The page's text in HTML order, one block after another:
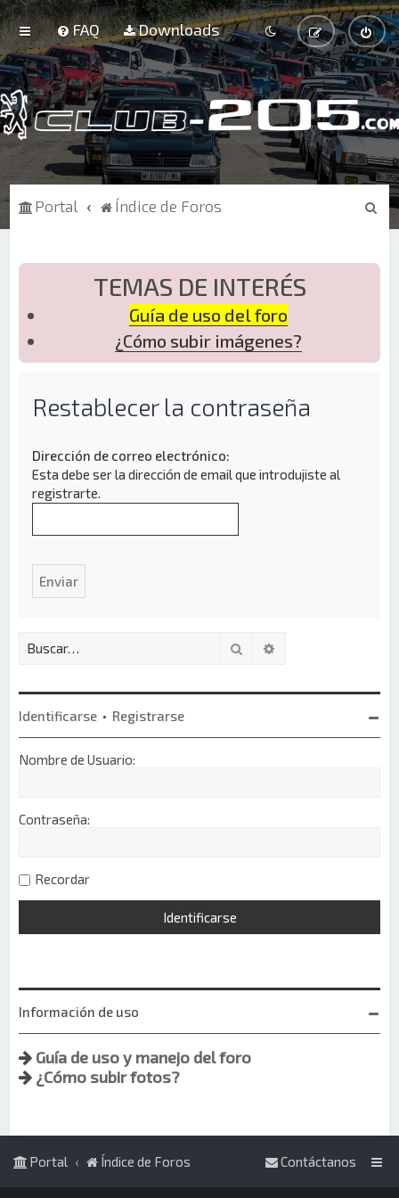
FAQ Downloads
Portal Índice de Foros
B
TEMAS DE INTERÉS
Guía de uso del foro
¿Cómo subir imágenes?
Restablecer la contraseña
Dirección de correo electrónico:
Esta debe ser la dirección de email que introdujiste al
registrarte.
Buscar
Identificarse • Registrarse
Nombre de Usuario:
Contraseña:
Recordar
Información de uso
Guía de uso y manejo del foro
¿Cómo subir fotos?
Portal Índice de Foros Contáctanos